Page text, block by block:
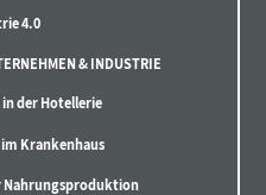
4.0
& INDUSTRIE
der Hotellerie
Krankenhaus
Nahrungsproduktion